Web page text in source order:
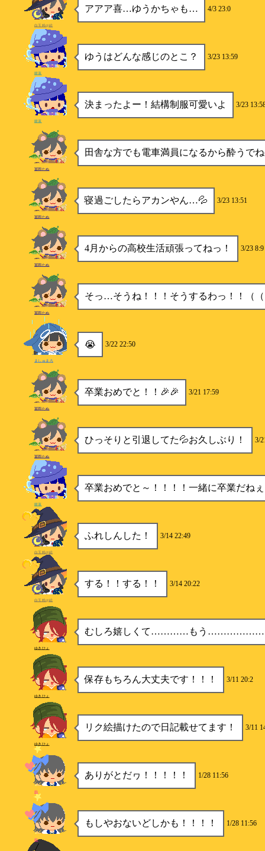
アアア喜…ゆうかちゃも… 4/3 23:0
白玉粉@絵
ゆうはどんな感じのとこ？ 3/23 13:59
睡蓮
決まったよー！結構制服可愛いよ 3/23
睡蓮
田舎な方でも電車満員になるから酔うで
冨岡たぬ
寝過ごしたらアカンやん…💦 3/23 13:51
冨岡たぬ
4月からの高校生活頑張ってねっ！ 3/23 8:9
冨岡たぬ
そっ…そうね！！！そうするわっ！！（
冨岡たぬ
😭 3/22 22:50
ましゅまろ
卒業おめでと！！🎉🎉 3/21 17:59
冨岡たぬ
ひっそりと引退してた💦お久しぶり！ 3/
冨岡たぬ
卒業おめでと～！！！！一緒に卒業だねぇ
睡蓮
ふれしんした！ 3/14 22:49
白玉粉@絵
する！！する！！ 3/14 20:22
白玉粉@絵
むしろ嬉しくて…………もう
ゆきひょ
保存もちろん大丈夫です！！！ 3/11 20:2
ゆきひょ
リク絵描けたので日記載せてます！ 3/11
ゆきひょ
ありがとだヮ！！！！！ 1/28 11:56
柿
もしやおないどしかも！！！！ 1/28 11:56
柿